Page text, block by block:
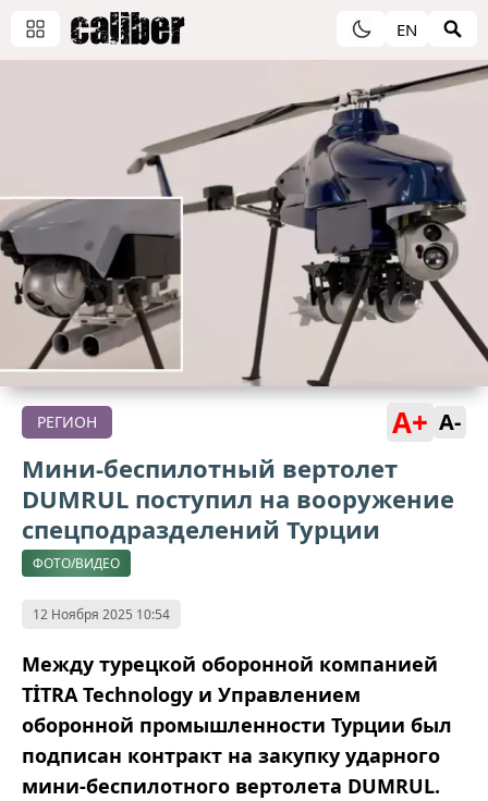
EN
РЕГИОН A+ A-
Мини-беспилотный вертолет
DUMRUL поступил на вооружение
спецподразделений Турции
ФОТО/ВИДЕО
12 Ноября 2025 10:54
Между турецкой оборонной компанией
TİTRA Technology и Управлением
оборонной промышленности Турции был
подписан контракт на закупку ударного
мини-беспилотного вертолета DUMRUL.